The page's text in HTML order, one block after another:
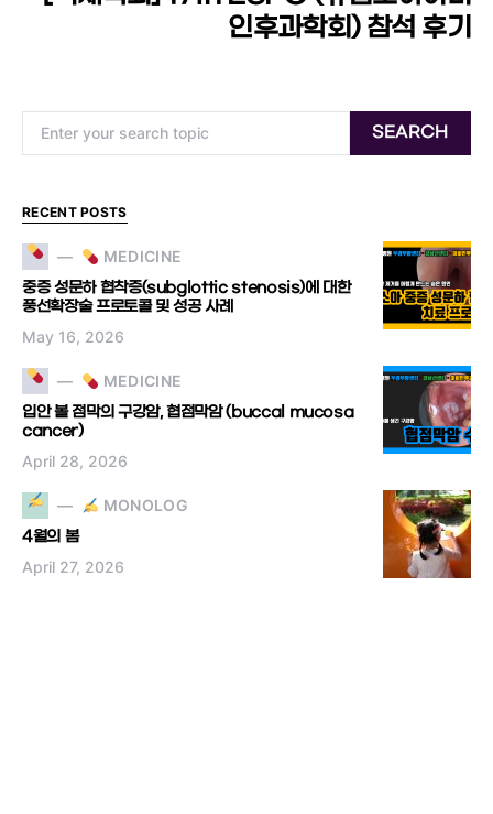
인후과학회) 참석 후기
SEARCH
RECENT POSTS
MEDICINE
중증 성문하 협착증(subglottic stenosis)에 대한
풍선확장술 프로토콜 및 성공 사례
May 16, 2026
MEDICINE
입안 볼 점막의 구강암, 협점막암 (buccal mucosa
cancer)
April 28, 2026
MONOLOG
4월의 봄
April 27, 2026